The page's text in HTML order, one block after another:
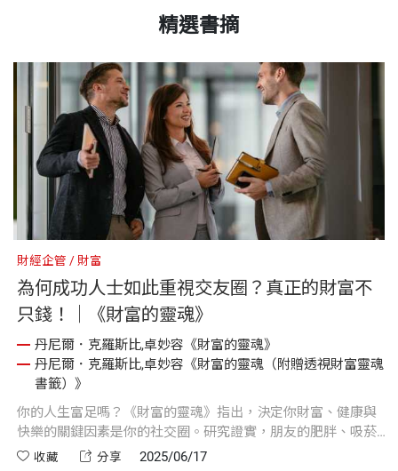
精選書摘
財經企管 財富
為何成功人士如此重視交友圈？真正的財富不
只錢！｜《財富的靈魂》
丹尼爾．克羅斯比,卓妙容《財富的靈魂》
丹尼爾．克羅斯比,卓妙容《財富的靈魂（附贈透視財富靈魂
書籤）》
你的人生富足嗎？《財富的靈魂》指出，決定你財富、健康與
快樂的關鍵因素是你的社交圈。研究證實，朋友的肥胖、吸菸
甚至幸福感都會直接影響你的人生選擇與情緒狀態。
收藏 分享 2025/06/17